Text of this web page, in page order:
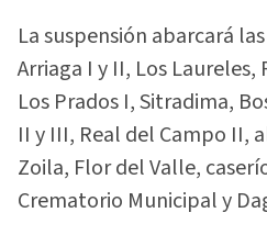
La suspensión abarcará
Arriaga I y II, Los
Los Prados I, Sitradima,
II y III, Real del Campo II,
Zoila, Flor del Valle,
Crematorio Municipal y